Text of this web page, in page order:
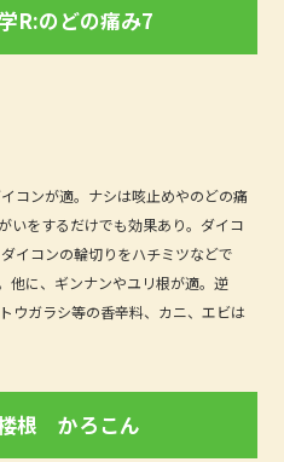
R:のどの痛み7
コンが適。ナシは咳止めやのどの痛
いをするだけでも効果あり。ダイコ
イコンの輪切りをハチミツなどで
他に、ギンナンやユリ根が適。逆
ウガラシ等の香辛料、カニ、エビは
根 かろこん